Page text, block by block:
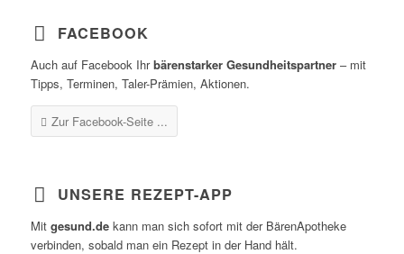
FACEBOOK
Auch auf Facebook Ihrbärenstarker Gesundheitspartner– mit
Tipps, Terminen, Taler-Prämien, Aktionen.
Zur Facebook-Seite ...
UNSERE REZEPT-APP
Mit gesund.dekann man sich sofort mit der BärenApotheke
verbinden, sobald man ein Rezept in der Hand hält.